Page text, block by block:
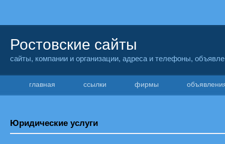
Ростовские сайты
сайты, компании и организации, адреса и телефоны,
главная ссылки фирмы
Юридические услуги